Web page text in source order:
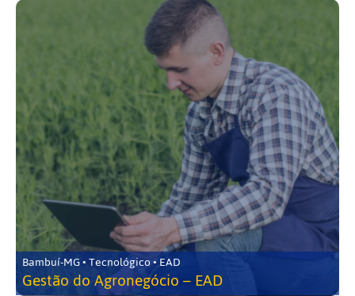
Bambuí-MG • Tecnológico • EAD
Gestão do Agronegócio – EAD